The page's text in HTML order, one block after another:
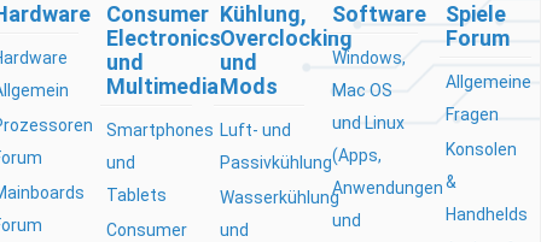
Consumer
Electronics
und
Multimedia
Smartphones
und
Tablets
Consumer
Kühlung,
Overclocking
und
Mods
Luft- und
Passivkühlung
Wasserkühlung
und
Software
Windows,
Mac OS
und Linux
(Apps,
Anwendungen
und
Spiele
Forum
Allgemeine
Fragen
Konsolen
&
Handhelds